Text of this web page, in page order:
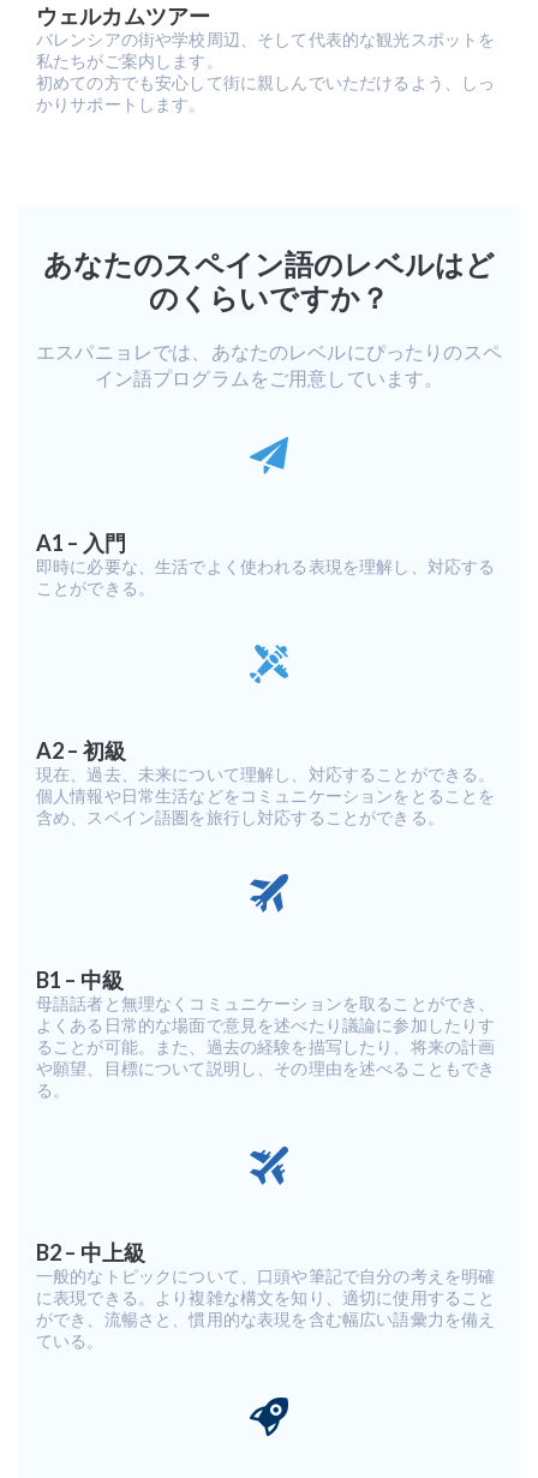
ウェルカムツアー
バレンシアの街や学校周辺、そして代表的な観光スポットを
私たちがご案内します。
初めての方でも安心して街に親しんでいただけるよう、しっ
かりサポートします。
あなたのスペイン語のレベルはど
のくらいですか？
エスパニョレでは、あなたのレベルにぴったりのスペ
イン語プログラムをご用意しています。
A1 – 入門
即時に必要な、生活でよく使われる表現を理解し、対応する
ことができる。
A2 – 初級
現在、過去、未来について理解し、対応することができる。
個人情報や日常生活などをコミュニケーションをとることを
含め、スペイン語圏を旅行し対応することができる。
B1 – 中級
母語話者と無理なくコミュニケーションを取ることができ、
よくある日常的な場面で意見を述べたり議論に参加したりす
ることが可能。また、過去の経験を描写したり、将来の計画
や願望、目標について説明し、その理由を述べることもでき
る。
B2 – 中上級
一般的なトピックについて、口頭や筆記で自分の考えを明確
に表現できる。より複雑な構文を知り、適切に使用すること
ができ、流暢さと、慣用的な表現を含む幅広い語彙力を備え
ている。